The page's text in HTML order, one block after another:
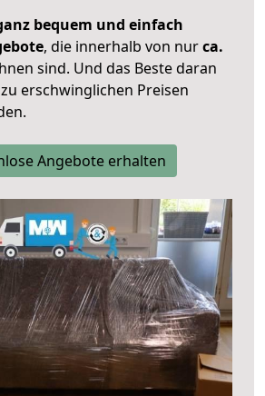
bequem und einfach
, die innerhalb von nurca.
sind. Und das Beste daran
erschwinglichen Preisen
Angebote erhalten